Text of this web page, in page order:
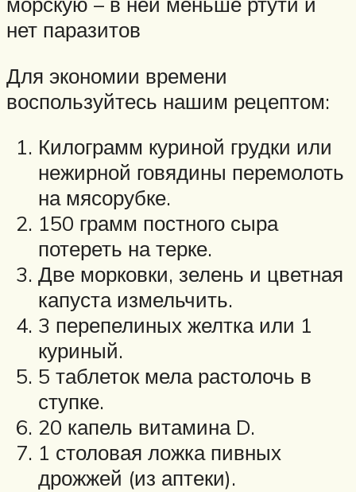
нет паразитов
Для экономии времени
воспользуйтесь нашим рецептом:
Килограмм куриной грудки или
нежирной говядины перемолоть
на мясорубке.
150 грамм постного сыра
потереть на терке.
Две морковки, зелень и цветная
капуста измельчить.
3 перепелиных желтка или 1
куриный.
5 таблеток мела растолочь в
ступке.
20 капель витамина D.
1 столовая ложка пивных
дрожжей (из аптеки).